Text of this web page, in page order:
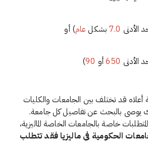
الأدنى 7.0بشكل عام) أو
الأدنى 650أو 90
)
أعلاه قد تختلف بين الجامعات والكليات
يوصى بالبحث عن تفاصيل كل جامعة.
خاصة بالجامعات الخاصة الماليزية،
الحكومية في ماليزيا فقد تتطلب